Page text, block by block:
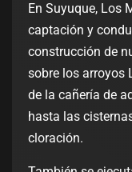
En Suyuque, Los
captación y
construcción de
sobre los arroyos
de la cañería de
hasta las
cloración.